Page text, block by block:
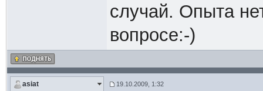
случай. Опыта
вопросе:-)
asiat 19.10.2009, 1:32